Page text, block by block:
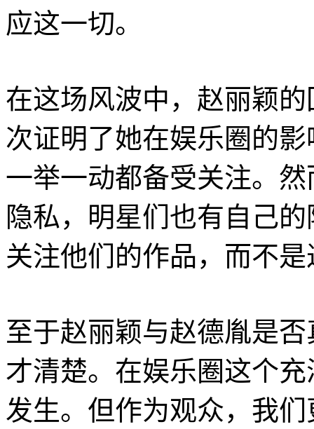
应这一切。
在这场风波中，赵丽颖
次证明了她在娱乐圈的
一举一动都备受关注。
隐私，明星们也有自己
关注他们的作品，而不
至于赵丽颖与赵德胤是
才清楚。在娱乐圈这个
发生。但作为观众，我